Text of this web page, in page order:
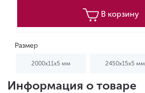
В корзину
Размер
2000x11x5 мм 2450x15x5 мм
Информация о товаре